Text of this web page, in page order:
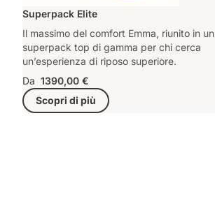
Superpack Elite
Il massimo del comfort Emma, riunito in un
superpack top di gamma per chi cerca
un’esperienza di riposo superiore.
Da 1390,00 €
Scopri di più